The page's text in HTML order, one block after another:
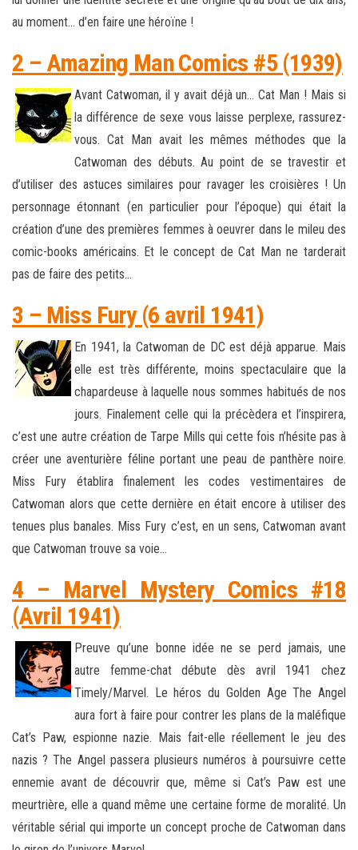
au moment… d’en faire une héroïne !
2 – Amazing Man Comics #5 (1939)
Avant Catwoman, il y avait déjà un… Cat Man ! Mais si
la différence de sexe vous laisse perplexe, rassurez-
vous. Cat Man avait les mêmes méthodes que la
Catwoman des débuts. Au point de se travestir et
d’utiliser des astuces similaires pour ravager les croisières ! Un
personnage étonnant (en particulier pour l’époque) qui était la
création d’une des premières femmes à oeuvrer dans le mileu des
comic-books américains. Et le concept de Cat Man ne tarderait
pas de faire des petits…
3 – Miss Fury (6 avril 1941)
En 1941, la Catwoman de DC est déjà apparue. Mais
elle est très différente, moins spectaculaire que la
chapardeuse à laquelle nous sommes habitués de nos
jours. Finalement celle qui la précèdera et l’inspirera,
c’est une autre création de Tarpe Mills qui cette fois n’hésite pas à
créer une aventurière féline portant une peau de panthère noire.
Miss Fury établira finalement les codes vestimentaires de
Catwoman alors que cette dernière en était encore à utiliser des
tenues plus banales. Miss Fury c’est, en un sens, Catwoman avant
que Catwoman trouve sa voie…
4 – Marvel Mystery Comics #18
(Avril 1941)
Preuve qu’une bonne idée ne se perd jamais, une
autre femme-chat débute dès avril 1941 chez
Timely/Marvel. Le héros du Golden Age The Angel
aura fort à faire pour contrer les plans de la maléfique
Cat’s Paw, espionne nazie. Mais fait-elle réellement le jeu des
nazis ? The Angel passera plusieurs numéros à poursuivre cette
ennemie avant de découvrir que, même si Cat’s Paw est une
meurtrière, elle a quand même une certaine forme de moralité. Un
véritable sérial qui importe un concept proche de Catwoman dans